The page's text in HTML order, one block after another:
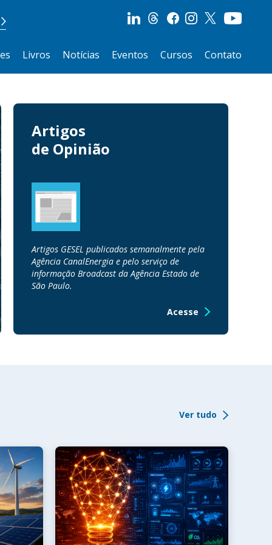
Livros Notícias Eventos Cursos Contato
Artigos
de Opinião
Artigos GESEL publicados semanalmente pela
Agência CanalEnergia e pelo serviço de
informação Broadcast da Agência Estado de
São Paulo.
Acesse
Ver tudo